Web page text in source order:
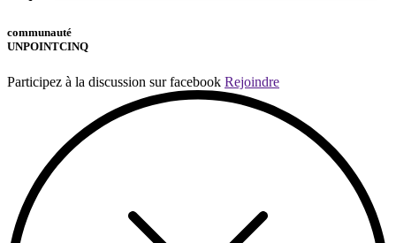
communauté
UNPOINTCINQ
Participez à la discussion sur facebook Rejoindre